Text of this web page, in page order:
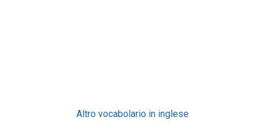
Altro vocabolario in inglese